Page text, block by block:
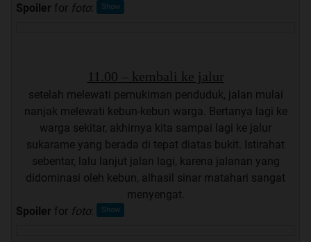
Spoiler for foto
11.00 – kembali ke jalur
setelah melewati pemukiman penduduk, jalan mulai
nanjak melewati kebun-kebun warga. Bertanya lagi ke
warga sekitar, akhirnya kita sampai lagi ke jalur
sukarame yang berada di tepat diatas bukit. Istirahat
sebentar, lalu lanjut jalan lagi, karena jalanan yang
didominasi oleh kebun, alhasil sinar matahari sangat
menyengat.
Spoiler for foto